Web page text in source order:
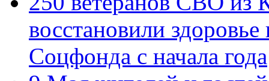
восстановили
Соцфонда с начала года